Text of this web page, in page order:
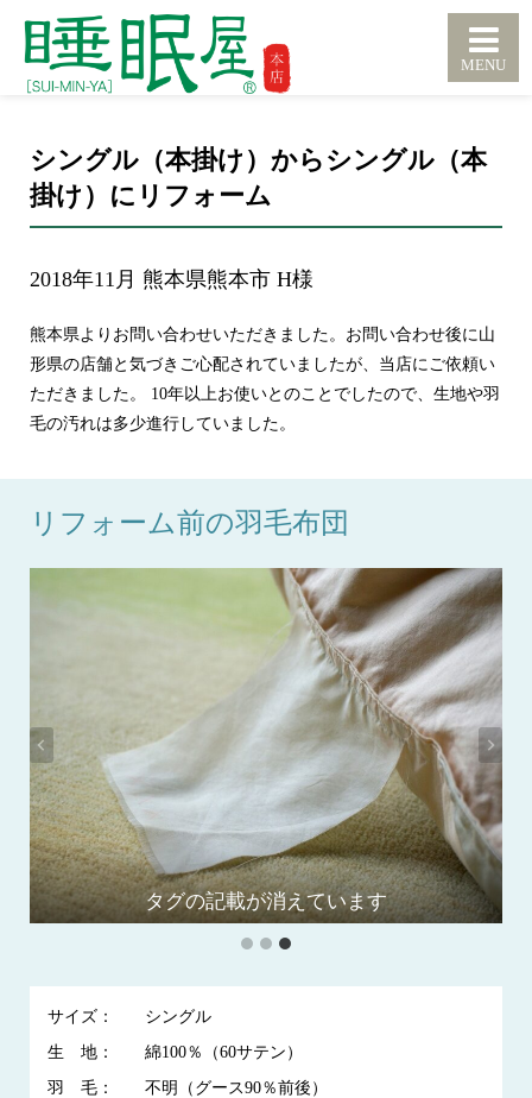
シングル（本掛け）からシングル（本
掛け）にリフォーム
2018年11月 熊本県熊本市 H様
熊本県よりお問い合わせいただきました。お問い合わせ後に山
形県の店舗と気づきご心配されていましたが、当店にご依頼い
ただきました。 10年以上お使いとのことでしたので、生地や羽
毛の汚れは多少進行していました。
リフォーム前の羽毛布団
お預かりした羽毛布団です
汚れがありました
タグの記載が消えています
サイズ：
シングル
生 地：
綿100％（60サテン）
羽 毛：
不明（グース90％前後）